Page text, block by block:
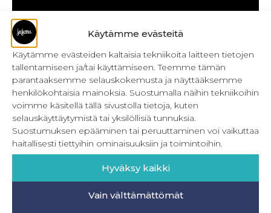
Käytämme evästeitä
Käytämme evästeiden kaltaisia tekniikoita laitteen tietojen
tallentamiseen ja/tai käyttämiseen. Teemme tämän
parantaaksemme selauskokemusta ja näyttääksemme
henkilökohtaisia mainoksia. Suostumalla näihin tekniikoihin
voimme käsitellä tällä sivustolla tietoja, kuten
selauskäyttäytymistä tai yksilöllisiä tunnuksia.
Suostumuksen epääminen tai peruuttaminen voi vaikuttaa
haitallisesti tiettyihin ominaisuuksiin ja toimintoihin.
Hyväksy kaikki
Vain välttämättömät
Kulmikas pussukka kaava Särmä
Bokserikuminauhan ompelu
Metrivetoketjun käyttö
Metrivetoketjun lukon pujottaminen
Onnistu joustavien vaatteiden ompelussa
Laakasauman ompelu saumurilla
Jujunan ompelubingo heinä-joulukuulle